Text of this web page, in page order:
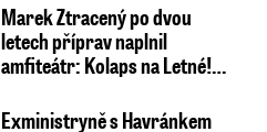
Marek Ztracený po dvou
letech příprav naplnil
amfiteátr: Kolaps na Letné!…
Exministryně s Havránkem